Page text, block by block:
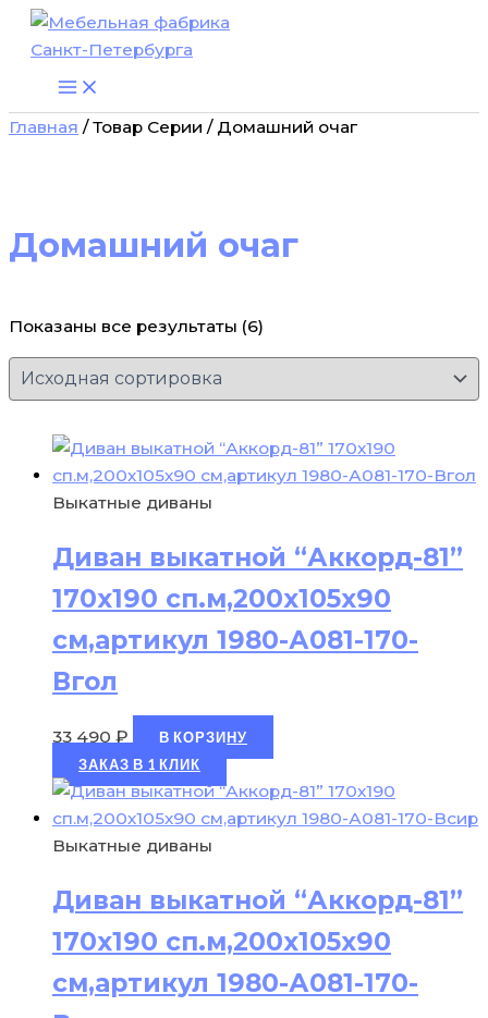
Перейти
Главная / Товар Серии / Домашний очаг
Домашний очаг
Показаны все результаты (6)
Выкатные диваны
Диван выкатной “Аккорд-81”
170х190 сп.м,200х105х90
см,артикул 1980-А081-170-
Вгол
33 490 ₽
В КОРЗИНУ
ЗАКАЗ В 1 КЛИК
Выкатные диваны
Диван выкатной “Аккорд-81”
170х190 сп.м,200х105х90
см,артикул 1980-А081-170-